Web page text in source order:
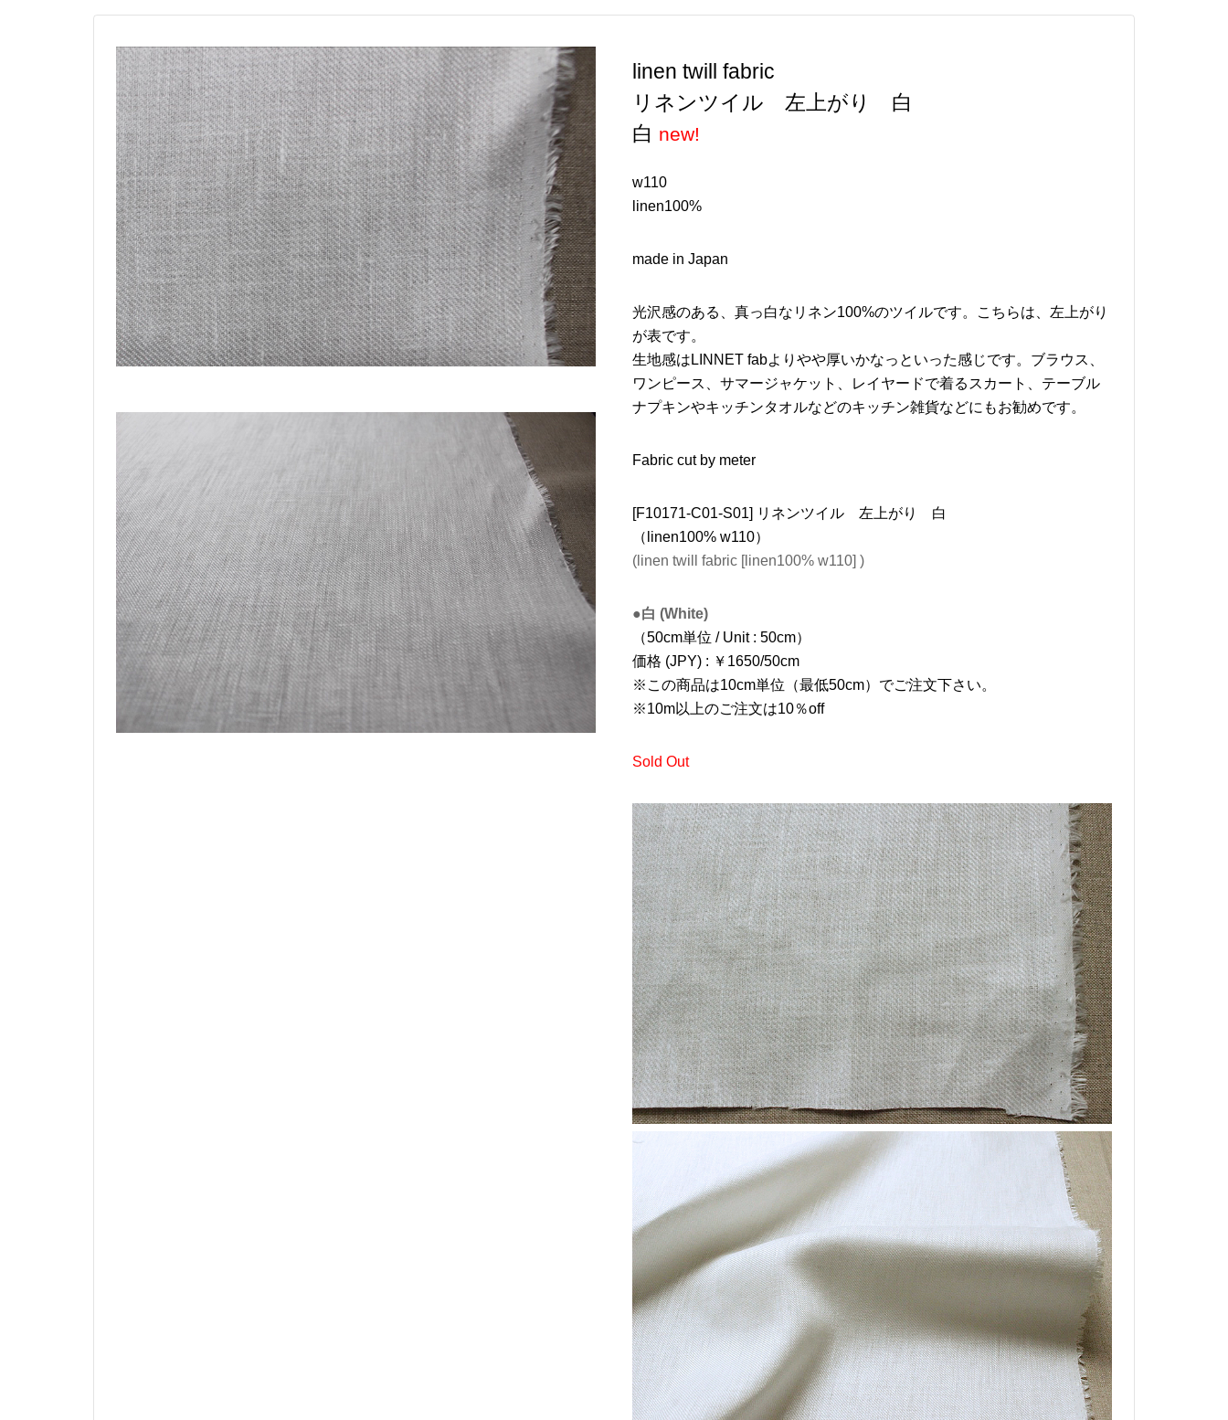
linen twill fabric
リネンツイル 左上がり 白
白
w110
linen100%
made in Japan
光沢感のある、真っ白なリネン100%のツイルです。こちらは、左上がり
が表です。
生地感はLINNET fabよりやや厚いかなっといった感じです。ブラウス、
ワンピース、サマージャケット、レイヤードで着るスカート、テーブル
ナプキンやキッチンタオルなどのキッチン雑貨などにもお勧めです。
Fabric cut by meter
[F10171-C01-S01] リネンツイル 左上がり 白
（linen100% w110）
(linen twill fabric [linen100% w110] )
●白 (White)
（50cm単位 / Unit : 50cm）
価格 (JPY) : ￥1650/50cm
※この商品は10cm単位（最低50cm）でご注文下さい。
※10m以上のご注文は10％off
Sold Out